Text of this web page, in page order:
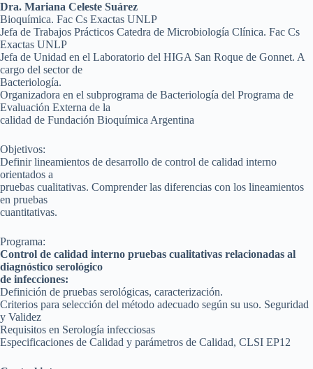
Dra. Mariana Celeste Suárez
Bioquímica. Fac Cs Exactas UNLP
Jefa de Trabajos Prácticos Catedra de Microbiología Clínica. Fac Cs
Exactas UNLP
Jefa de Unidad en el Laboratorio del HIGA San Roque de Gonnet. A
cargo del sector de
Bacteriología.
Organizadora en el subprograma de Bacteriología del Programa de
Evaluación Externa de la
calidad de Fundación Bioquímica Argentina
Objetivos:
Definir lineamientos de desarrollo de control de calidad interno
orientados a
pruebas cualitativas. Comprender las diferencias con los lineamientos
en pruebas
cuantitativas.
Programa:
Control de calidad interno pruebas cualitativas relacionadas al
diagnóstico serológico
de infecciones:
Definición de pruebas serológicas, caracterización.
Criterios para selección del método adecuado según su uso. Seguridad
y Validez
Requisitos en Serología infecciosas
Especificaciones de Calidad y parámetros de Calidad, CLSI EP12